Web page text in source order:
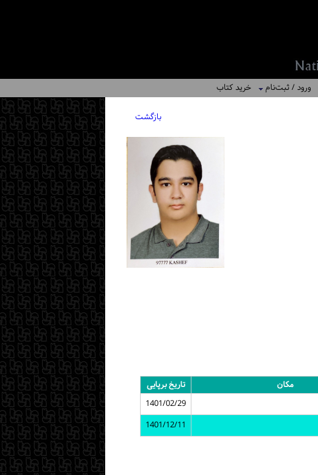
ورود / ثبت‌نام خرید کتاب
بازگشت
مکان تاریخ برپایی
1401/02/29
1401/12/11